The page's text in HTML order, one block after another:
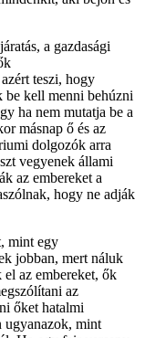
a gazdasági
teszi, hogy
be kell menni behúzni
ha nem mutatja be a
másnap ő és az
dolgozók arra
vegyenek állami
az embereket a
hogy ne adják
mint egy
jobban, mert náluk
az embereket, ők
az
őket hatalmi
ugyanazok, mint